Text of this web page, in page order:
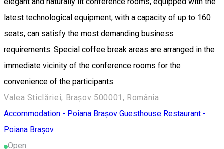
latest technological equipment, with a capacity of up to 160
seats, can satisfy the most demanding business
requirements. Special coffee break areas are arranged in the
immediate vicinity of the conference rooms for the
convenience of the participants.
Valea Sticlăriei, Brașov 500001, România
Accommodation - Poiana Brașov Guesthouse Restaurant -
Poiana Brașov
Open